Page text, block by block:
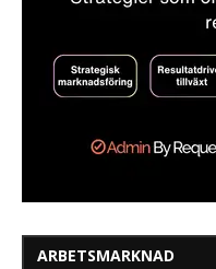
ARBETSMARKNAD